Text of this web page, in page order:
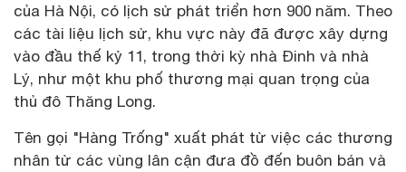
của Hà Nội, có lịch sử phát triển hơn 900 năm. Theo
các tài liệu lịch sử, khu vực này đã được xây dựng
vào đầu thế kỷ 11, trong thời kỳ nhà Đinh và nhà
Lý, như một khu phố thương mại quan trọng của
thủ đô Thăng Long.
Tên gọi "Hàng Trống" xuất phát từ việc các thương
nhân từ các vùng lân cận đưa đồ đến buôn bán và